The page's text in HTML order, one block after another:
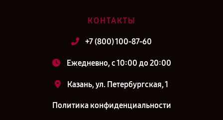
КОНТАКТЫ
+7 (800) 100-87-60
Ежедневно, с 10:00 до 20:00
Казань, ул. Петербургская, 1
Политика конфиденциальности